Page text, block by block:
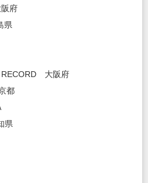
府
県
大阪府
都
県